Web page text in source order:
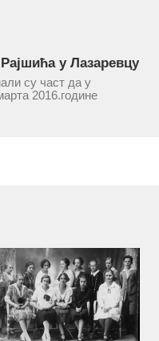
у Лазаревцу
су част да у
2016.године